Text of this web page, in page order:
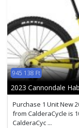
945 138 Ft
2023 Cannondale
Purchase 1 Unit New
from CalderaCycle is
CalderaCyc ...